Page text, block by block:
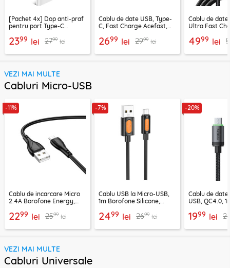
[Pachet 4x] Dop anti-praf
pentru port Type-C
2399 lei 2799 lei
Cablu de date USB, Type-
C, Fast Charge Acefast,
2699 lei 2999 lei
Cablu de date
Ultra Fast
4999 lei
VEZI MAI MULTE
Cabluri Micro-USB
-11%
Cablu de incarcare Micro
2.4A Borofone Energy,
2299 lei 2599 lei
-7%
Cablu USB la Micro-USB,
1m Borofone Silicone,
2499 lei 2699 lei
-20%
Cablu de
USB, QC4.0,
1999 lei
VEZI MAI MULTE
Cabluri Universale